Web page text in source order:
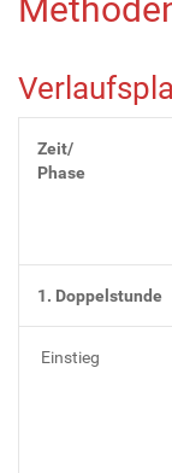
Zeit/
Phase
1. Doppelstunde
Einstieg